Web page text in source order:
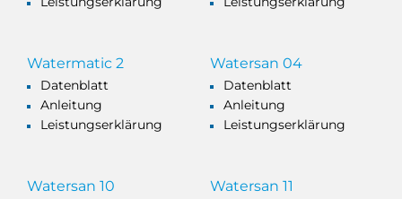
Watermatic 2
Datenblatt
Anleitung
Leistungserklärung
Watersan 04
Datenblatt
Anleitung
Leistungserklärung
Watersan 10 Watersan 11